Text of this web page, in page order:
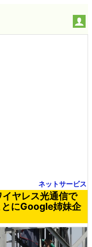
ネットサービス
ヤレス光通信で
にGoogle姉妹企